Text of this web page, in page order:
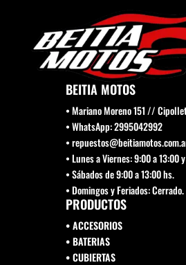
de
BEITIA MOTOS
• Mariano Moreno 151 //
• WhatsApp: 2995042992
•
• Lunes a Viernes: 9:00 a 13:00
• Sábados de 9:00 a 13:00 hs.
• Domingos y Feriados: Cerrado.
PRODUCTOS
• ACCESORIOS
• BATERIAS
• CUBIERTAS